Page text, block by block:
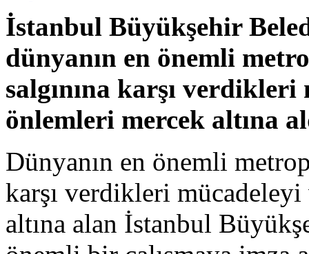
İstanbul Büyükşehir
dünyanın en önemli
salgınına karşı
önlemleri mercek altına
Dünyanın en önemli
karşı verdikleri
altına alan İstanbul